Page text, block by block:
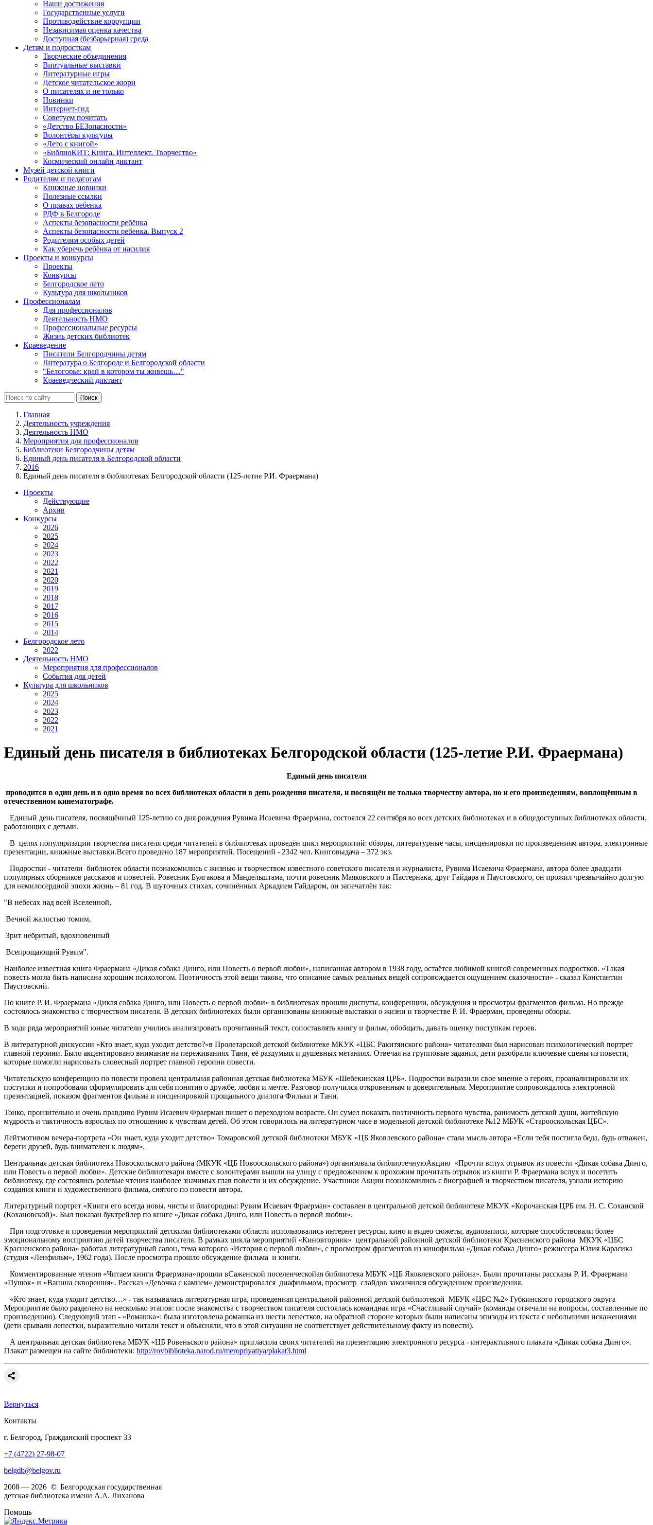
Наши достижения
Государственные услуги
Противодействие коррупции
Независимая оценка качества
Доступная (безбарьерная) среда
Детям и подросткам
Творческие объединения
Виртуальные выставки
Литературные игры
Детское читательское жюри
О писателях и не только
Новинки
Интернет-гид
Советуем почитать
«Детство БЕЗопасности»
Волонтёры культуры
«Лето с книгой»
«БиблиоКИТ: Книга. Интеллект. Творчество»
Космический онлайн диктант
Музей детской книги
Родителям и педагогам
Книжные новинки
Полезные ссылки
О правах ребенка
РДФ в Белгороде
Аспекты безопасности ребёнка
Аспекты безопасности ребенка. Выпуск 2
Родителям особых детей
Как уберечь ребёнка от насилия
Проекты и конкурсы
Проекты
Конкурсы
Белгородское лето
Культура для школьников
Профессионалам
Для профессионалов
Деятельность НМО
Профессиональные ресурсы
Жизнь детских библиотек
Краеведение
Писатели Белгородчины детям
Литература о Белгороде и Белгородской области
"Белогорье: край в котором ты живешь…"
Краеведческий диктант
Главная
Деятельность учреждения
Деятельность НМО
Мероприятия для профессионалов
Библиотеки Белгородчины детям
Единый день писателя в Белгородской области
2016
Единый день писателя в библиотеках Белгородской области (125-летие Р.И. Фраермана)
Проекты
Действующие
Архив
Конкурсы
2026
2025
2024
2023
2022
2021
2020
2019
2018
2017
2016
2015
2014
Белгородское лето
2022
Деятельность НМО
Мероприятия для профессионалов
События для детей
Культура для школьников
2025
2024
2023
2022
2021
Единый день писателя в библиотеках Белгородской области (125-летие Р.И. Фраермана)
Единый день писателя
проводится в один день и в одно время во всех библиотеках области в день рождения писателя, и посвящён не только творчеству автора, но и его произведениям, воплощённым в
отечественном кинематографе.
Единый день писателя, посвящённый 125-летию со дня рождения Рувима Исаевича Фраермана, состоялся 22 сентября во всех детских библиотеках и в общедоступных библиотеках области,
работающих с детьми.
В целях популяризации творчества писателя среди читателей в библиотеках проведён цикл мероприятий: обзоры, литературные часы, инсценировки по произведениям автора, электронные
презентации, книжные выставки.Всего проведено 187 мероприятий. Посещений - 2342 чел. Книговыдача – 372 экз.
Подростки - читатели библиотек области познакомились с жизнью и творчеством известного советского писателя и журналиста, Рувима Исаевича Фраермана, автора более двадцати
популярных сборников рассказов и повестей. Ровесник Булгакова и Мандельштама, почти ровесник Маяковского и Пастернака, друг Гайдара и Паустовского, он прожил чрезвычайно долгую
для немилосердной эпохи жизнь – 81 год. В шуточных стихах, сочинённых Аркадием Гайдаром, он запечатлён так:
"В небесах над всей Вселенной,
Вечной жалостью томим,
Зрит небритый, вдохновенный
Всепрощающий Рувим".
Наиболее известная книга Фраермана «Дикая собака Динго, или Повесть о первой любви», написанная автором в 1938 году, остаётся любимой книгой современных подростков. «Такая
повесть могла быть написана хорошим психологом. Поэтичность этой вещи такова, что описание самых реальных вещей сопровождается ощущением сказочности» - сказал Константин
Паустовский.
По книге Р. И. Фраермана «Дикая собака Динго, или Повесть о первой любви» в библиотеках прошли диспуты, конференции, обсуждения и просмотры фрагментов фильма. Но прежде
состоялось знакомство с творчеством писателя. В детских библиотеках были организованы книжные выставки о жизни и творчестве Р. И. Фраерман, проведены обзоры.
В ходе ряда мероприятий юные читатели учились анализировать прочитанный текст, сопоставлять книгу и фильм, обобщать, давать оценку поступкам героев.
В литературной дискуссии «Кто знает, куда уходит детство?»в Пролетарской детской библиотеке МКУК «ЦБС Ракитянского района» читателями был нарисован психологический портрет
главной героини. Было акцентировано внимание на переживаниях Тани, её раздумьях и душевных метаниях. Отвечая на групповые задания, дети разобрали ключевые сцены из повести,
которые помогли нарисовать словесный портрет главной героини повести.
Читательскую конференцию по повести провела центральная районная детская библиотека МБУК «Шебекинская ЦРБ». Подростки выразили свое мнение о героях, проанализировали их
поступки и попробовали сформулировать для себя понятия о дружбе, любви и мечте. Разговор получился откровенным и доверительным. Мероприятие сопровождалось электронной
презентацией, показом фрагментов фильма и инсценировкой прощального диалога Фильки и Тани.
Тонко, пронзительно и очень правдиво Рувим Исаевич Фраерман пишет о переходном возрасте. Он сумел показать поэтичность первого чувства, ранимость детской души, житейскую
мудрость и тактичность взрослых по отношению к чувствам детей. Об этом говорилось на литературном часе в модельной детской библиотеке №12 МБУК «Старооскольская ЦБС».
Лейтмотивом вечера-портрета «Он знает, куда уходит детство» Томаровской детской библиотеки МБУК «ЦБ Яковлевского района» стала мысль автора «Если тебя постигла беда, будь отважен,
береги друзей, будь внимателен к людям».
Центральная детская библиотека Новоскольского района (МКУК «ЦБ Новооскольского района») организовала библиотечнуюАкцию «Прочти вслух отрывок из повести «Дикая собака Динго,
или Повесть о первой любви». Детские библиотекари вместе с волонтерами вышли на улицу с предложением к прохожим прочитать отрывок из книги Р. Фраермана вслух и посетить
библиотеку, где состоялись ролевые чтения наиболее значимых глав повести и их обсуждение. Участники Акции познакомились с биографией и творчеством писателя, узнали историю
создания книги и художественного фильма, снятого по повести автора.
Литературный портрет «Книги его всегда новы, чисты и благородны: Рувим Исаевич Фраерман» составлен в центральной детской библиотеке МКУК «Корочанская ЦРБ им. Н. С. Соханской
(Кохановской)». Был показан буктрейлер по книге «Дикая собака Динго, или Повесть о первой любви».
При подготовке и проведении мероприятий детскими библиотеками области использовались интернет ресурсы, кино и видео сюжеты, аудиозаписи, которые способствовали более
эмоциональному восприятию детей творчества писателя. В рамках цикла мероприятий «Киновторник» центральной районной детской библиотеки Красненского района МКУК «ЦБС
Красненского района» работал литературный салон, тема которого «История о первой любви», с просмотром фрагментов из кинофильма «Дикая собака Динго» режиссера Юлия Карасика
(студия «Ленфильм», 1962 года). После просмотра прошло обсуждение фильма и книги.
Комментированные чтения «Читаем книги Фраермана»прошли вСаженской поселенческойая библиотека МБУК «ЦБ Яковлевского района». Были прочитаны рассказы Р. И. Фраермана
«Пушок» и «Ванина скворешня». Рассказ «Девочка с камнем» демонстрировался диафильмом, просмотр слайдов закончился обсуждением произведения.
«Кто знает, куда уходит детство…» - так называлась литературная игра, проведенная центральной районной детской библиотекой МБУК «ЦБС №2» Губкинского городского округа
Мероприятие было разделено на несколько этапов: после знакомства с творчеством писателя состоялась командная игра «Счастливый случай» (команды отвечали на вопросы, составленные по
произведению). Следующий этап - «Ромашка»: была изготовлена ромашка из шести лепестков, на обратной стороне которых были написаны эпизоды из текста с небольшими искажениями
(дети срывали лепестки, выразительно читали текст и объясняли, что в этой ситуации не соответствует действительному факту из повести).
А центральная детская библиотека МБУК «ЦБ Ровеньского района» пригласила своих читателей на презентацию электронного ресурса - интерактивного плаката «Дикая собака Динго».
Плакат размещен на сайте библиотеки: http://rovbiblioteka.narod.ru/meropriyatiya/plakat3.html
Вернуться
Контакты
г. Белгород, Гражданский проспект 33
+7 (4722) 27-98-07
belgdb@belgov.ru
2008 — 2026 © Белгородская государственная
детская библиотека имени А.А. Лиханова
Помощь